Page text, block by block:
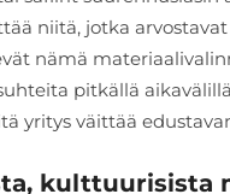
niitä, jotka
nämä
pitkällä
yritys väittää
kulttuurisista